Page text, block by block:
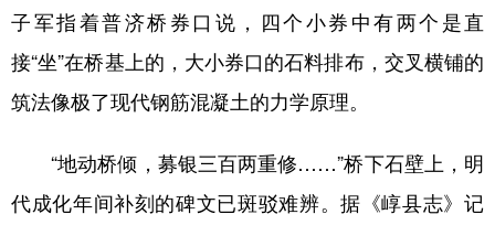
子军指着普济桥券口说，四个小券中有两个是直
接“坐”在桥基上的，大小券口的石料排布，交叉横铺的
筑法像极了现代钢筋混凝土的力学原理。
“地动桥倾，募银三百两重修……”桥下石壁上，明
代成化年间补刻的碑文已斑驳难辨。据《崞县志》记